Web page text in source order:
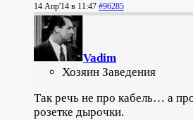
14 Апр'14 в 11:47 #96285
Vadim
Хозяин Заведения
Так речь не про кабель… а
розетке дырочки.